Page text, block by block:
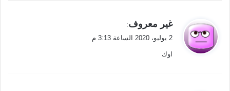
ي
ق
ل
غير معروف:
2 يوليو، 2020 الساعة 3:13 م
اوك